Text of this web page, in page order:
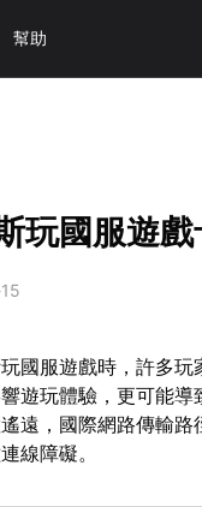
幫助
玩國服遊戲
國服遊戲時，許多
遊玩體驗，更可能
遠，國際網路傳輸
線障礙。